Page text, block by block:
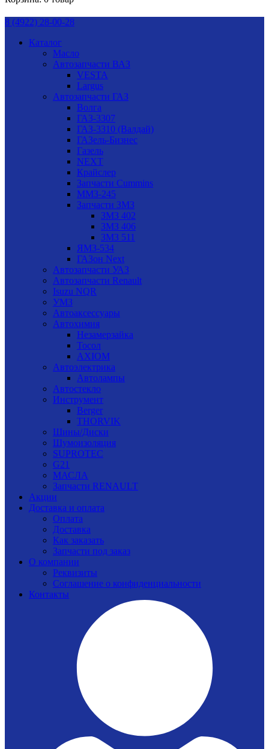
8 (4922) 28-00-28
Каталог
Масло
Автозапчасти ВАЗ
VESTA
Largus
Автозапчасти ГАЗ
Волга
ГАЗ-3307
ГАЗ-3310 (Валдай)
ГАЗель-Бизнес
Газель
NEXT
Крайслер
Запчасти Cummins
ММЗ-245
Запчасти ЗМЗ
ЗМЗ 402
ЗМЗ 406
ЗМЗ 511
ЯМЗ-534
ГАЗон Next
Автозапчасти УАЗ
Автозапчасти Renault
Isuzu NQR
УМЗ
Автоаксессуары
Автохимия
Незамерзайка
Тосол
AXIOM
Автоэлектрика
Автолампы
Автостекло
Инструмент
Berger
THORVIK
Шины/Диски
Шумоизоляция
SUPROTEC
G21
МАСЛА
Запчасти RENAULT
Акции
Доставка и оплата
Оплата
Доставка
Как заказать
Запчасти под заказ
О компании
Реквизиты
Соглашение о конфиденциальности
Контакты